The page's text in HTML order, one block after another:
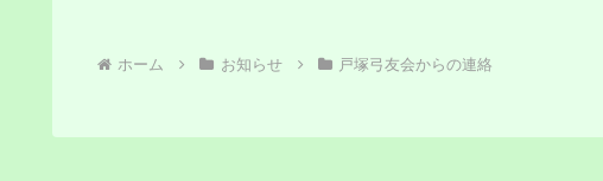
ホーム お知らせ 戸塚弓友会からの連絡